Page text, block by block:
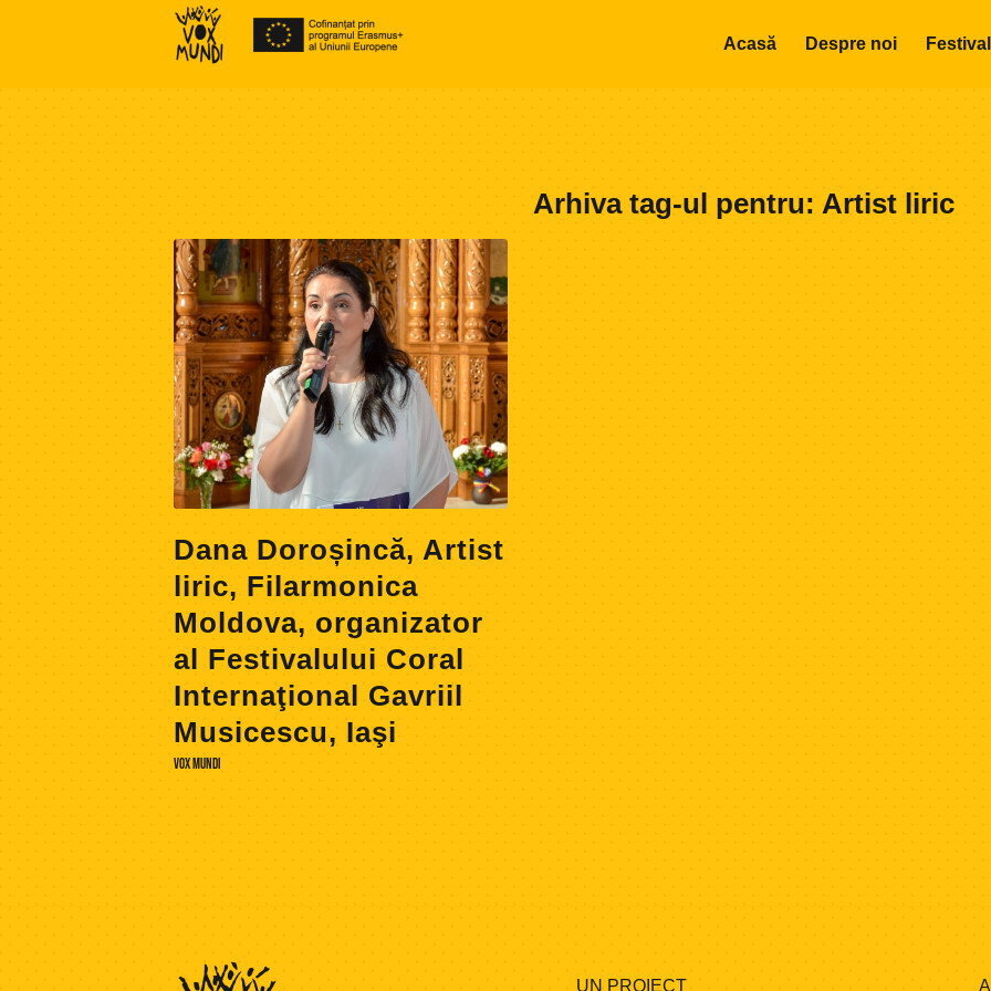
Acasă Despre noi Festival
Arhiva tag-ul pentru: Artist liric
Dana Doroșincă, Artist
liric, Filarmonica
Moldova, organizator
al Festivalului Coral
Internaţional Gavriil
Musicescu, Iaşi
VOX MUNDI
UN PROIECT